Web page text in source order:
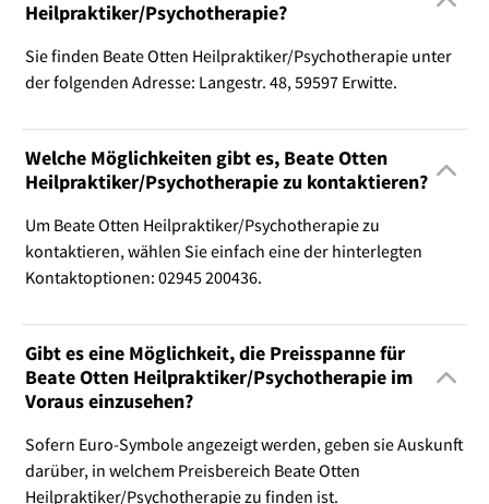
Heilpraktiker/Psychotherapie?
Sie finden Beate Otten Heilpraktiker/Psychotherapie unter
der folgenden Adresse: Langestr. 48, 59597 Erwitte.
Welche Möglichkeiten gibt es, Beate Otten
Heilpraktiker/Psychotherapie zu kontaktieren?
Um Beate Otten Heilpraktiker/Psychotherapie zu
kontaktieren, wählen Sie einfach eine der hinterlegten
Kontaktoptionen: 02945 200436.
Gibt es eine Möglichkeit, die Preisspanne für
Beate Otten Heilpraktiker/Psychotherapie im
Voraus einzusehen?
Sofern Euro-Symbole angezeigt werden, geben sie Auskunft
darüber, in welchem Preisbereich Beate Otten
Heilpraktiker/Psychotherapie zu finden ist.